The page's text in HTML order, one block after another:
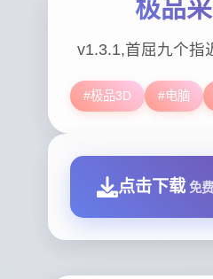
极品
v1.3.1,首屈九个指
#极品3D #电脑
点击下载 免